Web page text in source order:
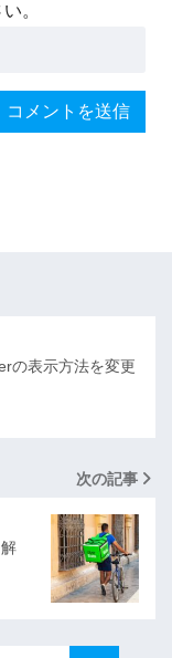
。
の表示方法を変更
次の記事